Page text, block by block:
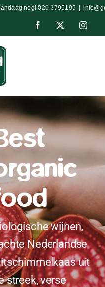
nog!020-3795195
Facebook
wijnen,
Nederlandse
uit
streek, verse